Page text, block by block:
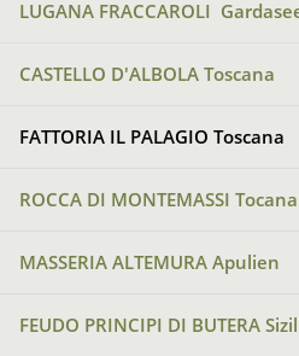
LUGANA FRACCAROLI
CASTELLO D'ALBOLA Toscana
FATTORIA IL PALAGIO Toscana
ROCCA DI MONTEMASSI Tocana
MASSERIA ALTEMURA Apulien
FEUDO PRINCIPI DI BUTERA